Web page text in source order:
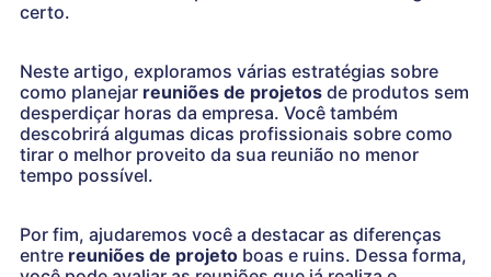
certo.
Neste artigo, exploramos várias estratégias sobre
como planejar reuniões de projetos de produtos sem
desperdiçar horas da empresa. Você também
descobrirá algumas dicas profissionais sobre como
tirar o melhor proveito da sua reunião no menor
tempo possível.
Por fim, ajudaremos você a destacar as diferenças
entre reuniões de projeto boas e ruins. Dessa forma,